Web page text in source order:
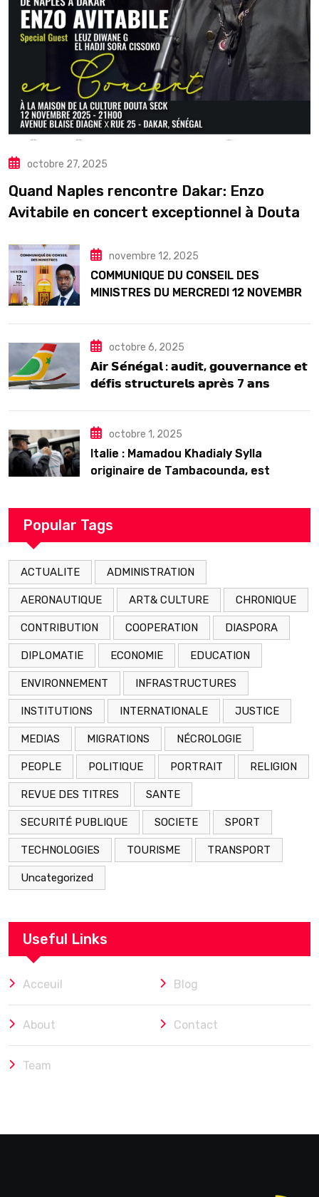
octobre 27, 2025
Quand Naples rencontre Dakar: Enzo
Avitabile en concert exceptionnel à Douta
novembre 12, 2025
COMMUNIQUE DU CONSEIL DES
MINISTRES DU MERCREDI 12 NOVEMBRE
octobre 6, 2025
𝗔𝗶𝗿 𝗦𝗲́𝗻𝗲́𝗴𝗮𝗹 : 𝗮𝘂𝗱𝗶𝘁, 𝗴𝗼𝘂𝘃𝗲𝗿𝗻𝗮𝗻𝗰𝗲 𝗲𝘁
𝗱𝗲́𝗳𝗶𝘀 𝘀𝘁𝗿𝘂𝗰𝘁𝘂𝗿𝗲𝗹𝘀 𝗮𝗽𝗿𝗲̀𝘀 7 𝗮𝗻𝘀
octobre 1, 2025
Italie : Mamadou Khadialy Sylla
originaire de Tambacounda, est
arrestation
Popular Tags
ACTUALITE ADMINISTRATION
AERONAUTIQUE ART& CULTURE CHRONIQUE
CONTRIBUTION COOPERATION DIASPORA
DIPLOMATIE ECONOMIE EDUCATION
ENVIRONNEMENT INFRASTRUCTURES
INSTITUTIONS INTERNATIONALE JUSTICE
MEDIAS MIGRATIONS NÉCROLOGIE
PEOPLE POLITIQUE PORTRAIT RELIGION
REVUE DES TITRES SANTE
SECURITÉ PUBLIQUE SOCIETE SPORT
TECHNOLOGIES TOURISME TRANSPORT
Uncategorized
Useful Links
Acceuil Blog
About Contact
Team